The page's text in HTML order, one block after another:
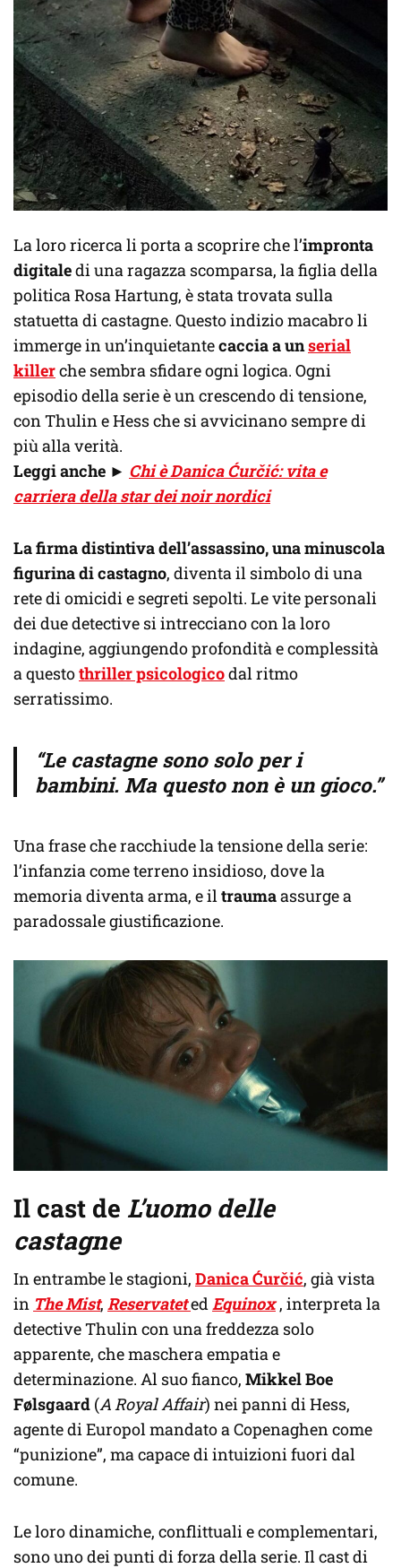
La loro ricerca li porta a scoprire che l’impronta
digitaledi una ragazza scomparsa, la figlia della
politica Rosa Hartung, è stata trovata sulla
statuetta di castagne. Questo indizio macabro li
immerge in un’inquietantecaccia a unserial
killerche sembra sfidare ogni logica. Ogni
episodio della serie è un crescendo di tensione,
con Thulin e Hess che si avvicinano sempre di
più alla verità.
Leggi anche ► Chi è Danica Ćurčić: vita e
carriera della star dei noir nordici
La firma distintiva dell’assassino, una minuscola
figurina di castagno, diventa il simbolo di una
rete di omicidi e segreti sepolti. Le vite personali
dei due detective si intrecciano con la loro
indagine, aggiungendo profondità e complessità
a questothriller psicologicodal ritmo
serratissimo.
“Le castagne sono solo per i
bambini. Ma questo non è un gioco.”
Una frase che racchiude la tensione della serie:
l’infanzia come terreno insidioso, dove la
memoria diventa arma, e il traumaassurge a
paradossale giustificazione.
Il cast de L’uomo delle
castagne
In entrambe le stagioni, Danica Ćurčić, già vista
in The Mist, Reservateted Equinox , interpreta la
detective Thulin con una freddezza solo
apparente, che maschera empatia e
determinazione. Al suo fianco, Mikkel Boe
Følsgaard (A Royal Affair) nei panni di Hess,
agente di Europol mandato a Copenaghen come
“punizione”, ma capace di intuizioni fuori dal
comune.
Le loro dinamiche, conflittuali e complementari,
sono uno dei punti di forza della serie. Il cast di